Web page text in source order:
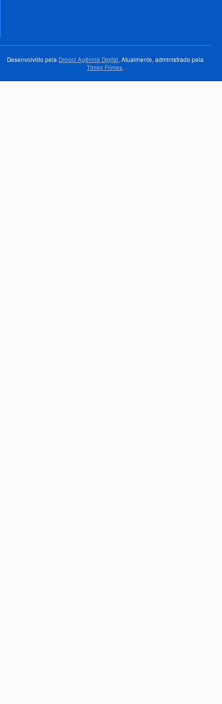
Desenvolvido pela Droopi Agência Digital. Atualmente, administrado pela
Times Filmes.